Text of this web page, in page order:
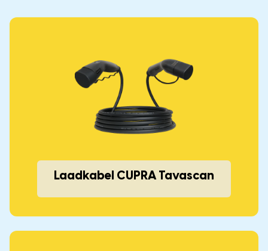
Laadkabel CUPRA Tavascan